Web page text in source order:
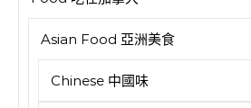
Asian Food 亞洲美食
Chinese 中國味